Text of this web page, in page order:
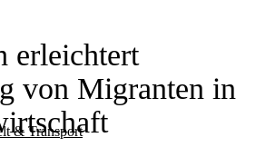
& Transport
erleichtert
von Migranten in